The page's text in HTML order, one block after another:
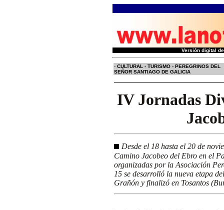
Versión digital
- CULTURAL - TURISMO - PEREGRINOS DEL
SEÑOR SANTIAGO DE GALICIA
IV Jornadas
Desde el 18 hasta el 20 de
Camino Jacobeo del Ebro en el
organizadas por la Asociación
15 se desarrolló la nueva etapa
Grañón y finalizó en Tosantos